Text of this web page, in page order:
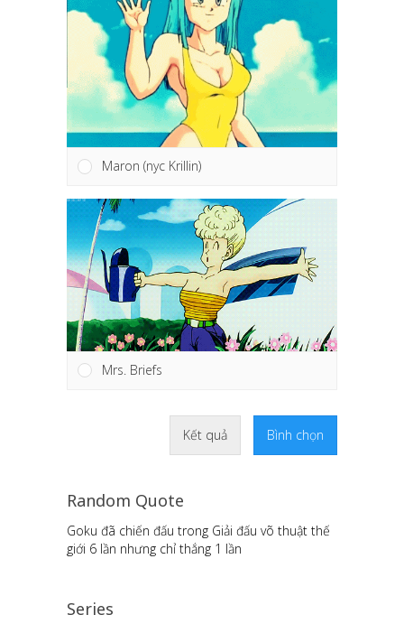
Maron (nyc Krillin)
Mrs. Briefs
Kết quả Bình chọn
Random Quote
Goku đã chiến đấu trong Giải đấu võ thuật thế
giới 6 lần nhưng chỉ thắng 1 lần
Series